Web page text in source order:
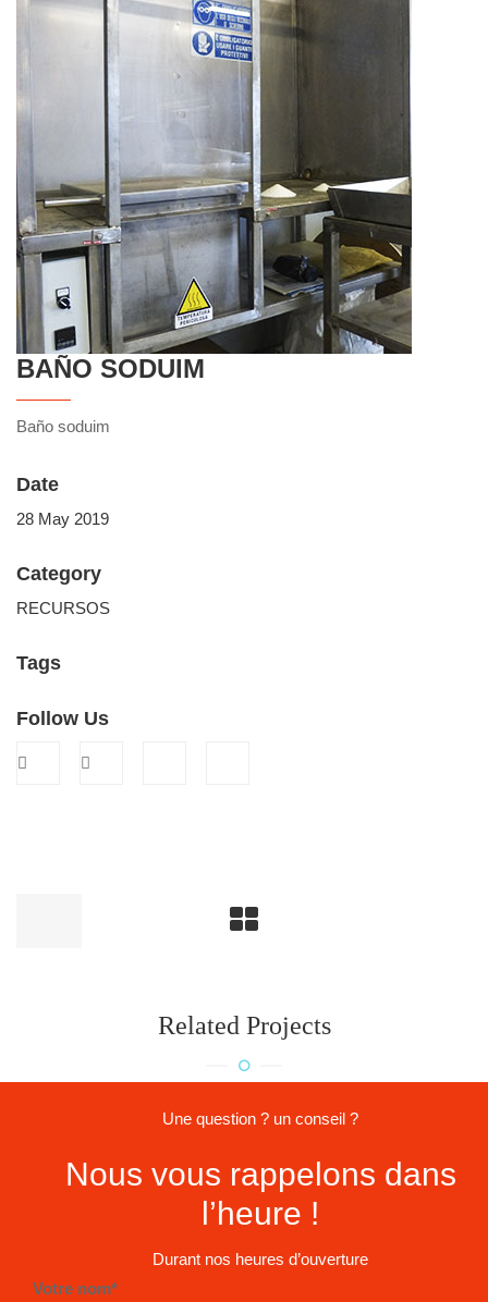
BAÑO SODUIM
Baño soduim
Date
28 May 2019
Category
RECURSOS
Tags
Follow Us
Related Projects
Une question ? un conseil ?
Nous vous rappelons dans
l’heure !
Durant nos heures d’ouverture
Votre nom*